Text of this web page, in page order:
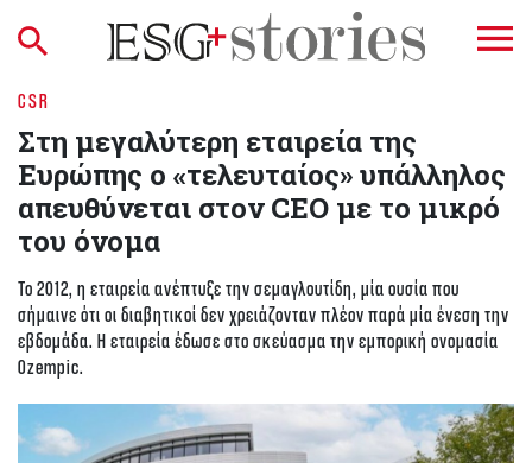
CSR
Στη μεγαλύτερη εταιρεία της
Ευρώπης ο «τελευταίος» υπάλληλος
απευθύνεται στον CEO με το μικρό
του όνομα
Το 2012, η εταιρεία ανέπτυξε την σεμαγλουτίδη, μία ουσία που
σήμαινε ότι οι διαβητικοί δεν χρειάζονταν πλέον παρά μία ένεση την
εβδομάδα. Η εταιρεία έδωσε στο σκεύασμα την εμπορική ονομασία
Ozempic.